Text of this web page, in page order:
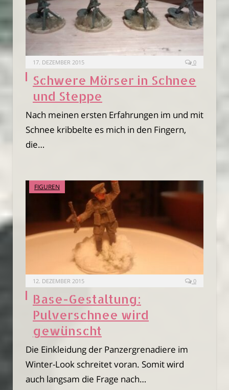
17. DEZEMBER 2015 0
Schwere Mörser in Schnee
und Steppe
Nach meinen ersten Erfahrungen im und mit
Schnee kribbelte es mich in den Fingern,
die…
FIGUREN
12. DEZEMBER 2015 0
Base-Gestaltung:
Pulverschnee wird
gewünscht
Die Einkleidung der Panzergrenadiere im
Winter-Look schreitet voran. Somit wird
auch langsam die Frage nach…